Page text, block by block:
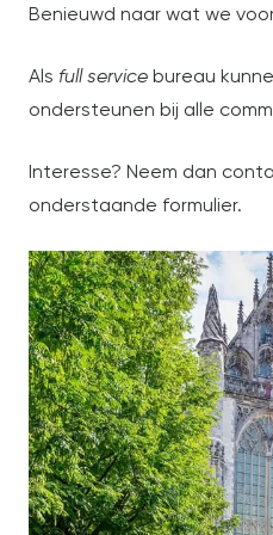
Benieuwd naar wat we
Als full service bureau
ondersteunen bij alle
Interesse? Neem dan
onderstaande formulier.